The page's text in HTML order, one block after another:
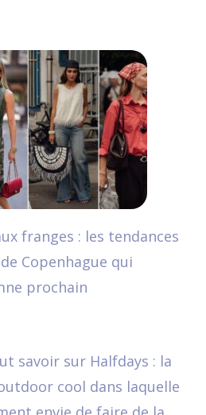
franges : les tendances
Copenhague qui
prochain